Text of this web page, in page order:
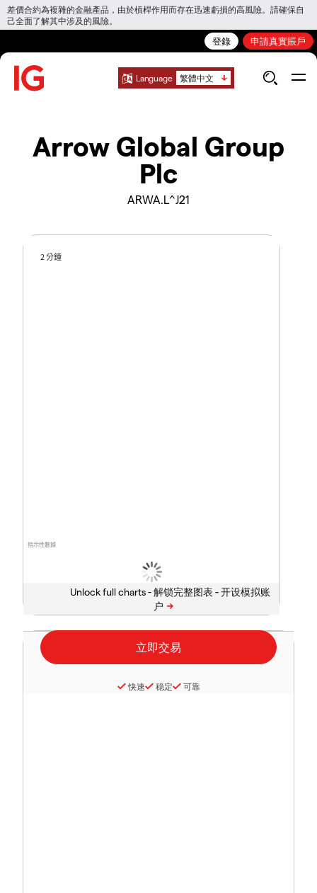
差價合約為複雜的金融產品，由於槓桿作用而存在迅速虧損的高風險。請確保自
己全面了解其中涉及的風險。
登錄 申請真實賬戶
Language 繁體中文
Arrow Global Group
Plc
ARWA.L^J21
指示性數據
2 分鐘
Unlock full charts -
快速 稳定 可靠